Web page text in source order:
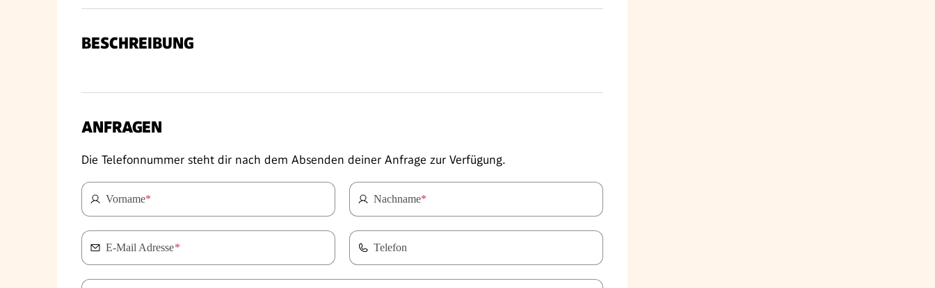
BESCHREIBUNG
ANFRAGEN
Die Telefonnummer steht dir nach dem Absenden deiner Anfrage zur Verfügung.
Vorname* Nachname*
E-Mail Adresse* Telefon